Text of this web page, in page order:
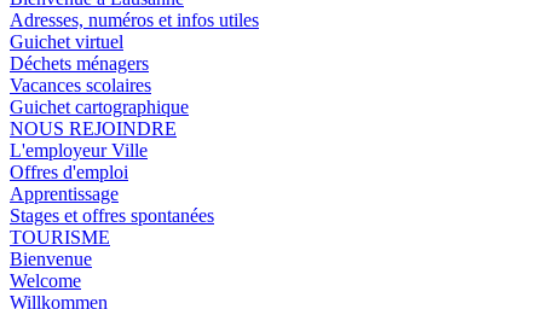
Adresses, numéros et infos utiles
Guichet virtuel
Déchets ménagers
Vacances scolaires
Guichet cartographique
NOUS REJOINDRE
L'employeur Ville
Offres d'emploi
Apprentissage
Stages et offres spontanées
TOURISME
Bienvenue
Welcome
Willkommen